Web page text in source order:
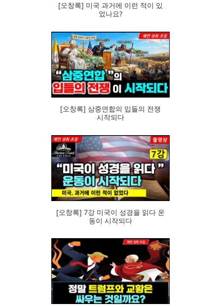
[오창록] 미국 과거에 이런 적이 있
었나요?
86
[오창록] 삼중연합의 입들의 전쟁
시작되다
84
[오창록] 7강 미국이 성경을 읽다 운
동이 시작되다
81